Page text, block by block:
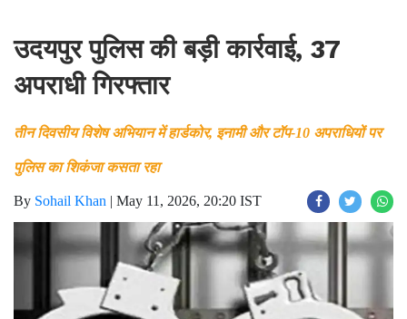
उदयपुर पुलिस की बड़ी कार्रवाई, 37
अपराधी गिरफ्तार
तीन दिवसीय विशेष अभियान में हार्डकोर, इनामी और टॉप-10 अपराधियों पर
पुलिस का शिकंजा कसता रहा
By Sohail Khan | May 11, 2026, 20:20 IST